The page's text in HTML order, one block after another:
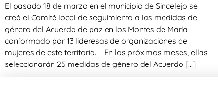
El pasado 18 de marzo en el municipio de Sincelejo se
creó el Comité local de seguimiento a las medidas de
género del Acuerdo de paz en los Montes de María
conformado por 13 lideresas de organizaciones de
mujeres de este territorio. En los próximos meses, ellas
seleccionarán 25 medidas de género del Acuerdo […]